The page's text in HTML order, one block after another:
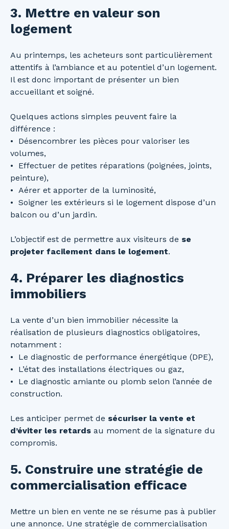
3. Mettre en valeur son
logement
Au printemps, les acheteurs sont particulièrement
attentifs à l’ambiance et au potentiel d’un logement.
Il est donc important de présenter un bien
accueillant et soigné.
Quelques actions simples peuvent faire la
différence :
Désencombrer les pièces pour valoriser les
volumes,
Effectuer de petites réparations (poignées, joints,
peinture),
Aérer et apporter de la luminosité,
Soigner les extérieurs si le logement dispose d’un
balcon ou d’un jardin.
L’objectif est de permettre aux visiteurs de se
projeter facilement dans le logement.
4. Préparer les diagnostics
immobiliers
La vente d’un bien immobilier nécessite la
réalisation de plusieurs diagnostics obligatoires,
notamment :
Le diagnostic de performance énergétique (DPE),
L’état des installations électriques ou gaz,
Le diagnostic amiante ou plomb selon l’année de
construction.
Les anticiper permet de sécuriser la vente et
d’éviter les retards au moment de la signature du
compromis.
5. Construire une stratégie de
commercialisation efficace
Mettre un bien en vente ne se résume pas à publier
une annonce. Une stratégie de commercialisation